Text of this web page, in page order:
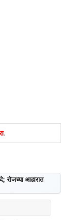
.
रोजच्या आहारात